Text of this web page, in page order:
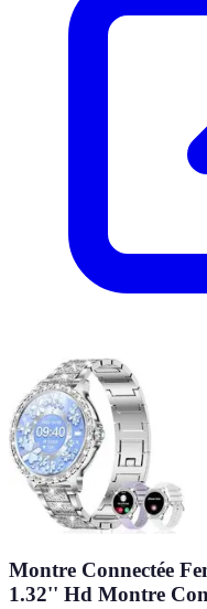
Montre Connectée
1.32'' Hd Montre